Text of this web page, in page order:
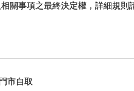
關事項之最終決定權，詳細規則
市自取